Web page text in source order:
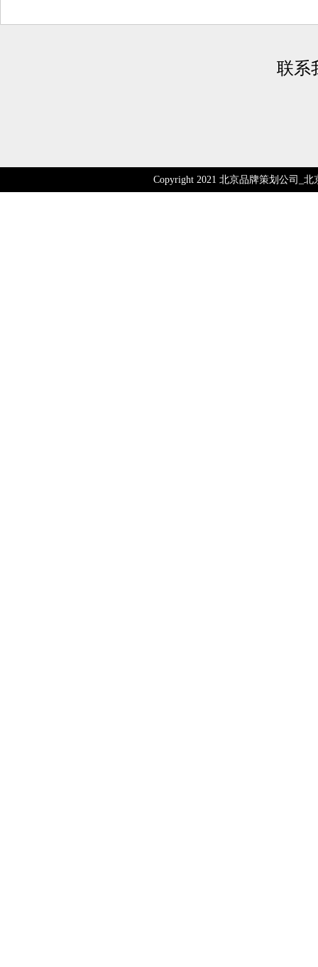
联系
Copyright 2021 北京品牌策划公司_